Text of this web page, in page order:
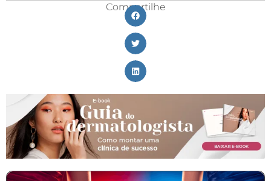
Compartilhe